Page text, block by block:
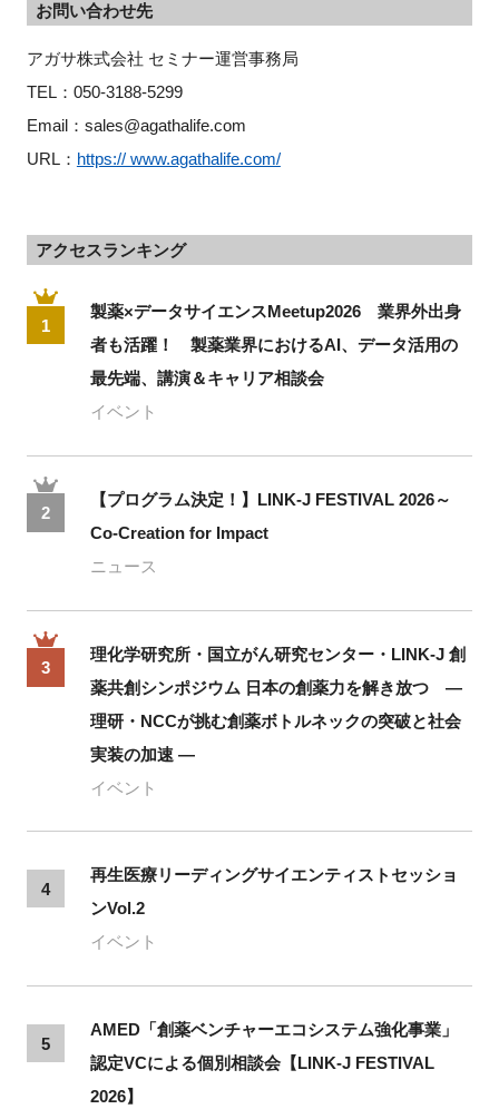
お問い合わせ先
アガサ株式会社 セミナー運営事務局
TEL：050-3188-5299
Email：sales@agathalife.com
URL： https:// www.agathalife.com/
アクセスランキング
1
製薬×データサイエンスMeetup2026 業界外出身
者も活躍！ 製薬業界におけるAI、データ活用の
最先端、講演＆キャリア相談会
イベント
2
【プログラム決定！】LINK-J FESTIVAL 2026～
Co-Creation for Impact
ニュース
3
理化学研究所・国立がん研究センター・LINK-J 創
薬共創シンポジウム 日本の創薬力を解き放つ ―
理研・NCCが挑む創薬ボトルネックの突破と社会
実装の加速 ―
イベント
4
再生医療リーディングサイエンティストセッショ
ンVol.2
イベント
5
AMED「創薬ベンチャーエコシステム強化事業」
認定VCによる個別相談会【LINK-J FESTIVAL
2026】